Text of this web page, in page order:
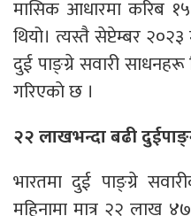
मासिक आधारमा करिब
थियो। त्यस्तै सेप्टेम्बर
दुई पाङ्ग्रे सवारी
गरिएकाे छ ।
२२ लाखभन्दा बढी
भारतमा दुई पाङ्ग्रे
महिनामा मात्र २२ लाख